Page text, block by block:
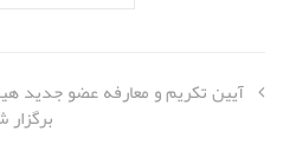
آیین تکریم و معارفه عضو جدید
برگزار